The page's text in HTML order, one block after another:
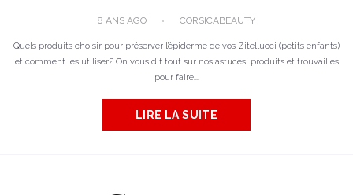
8 ANS AGO CORSICABEAUTY
Quels produits choisir pour préserver l’épiderme de vos Zitellucci (petits enfants)
et comment les utiliser? On vous dit tout sur nos astuces, produits et trouvailles
pour faire...
LIRE LA SUITE